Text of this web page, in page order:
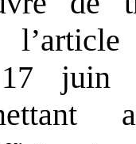
juin